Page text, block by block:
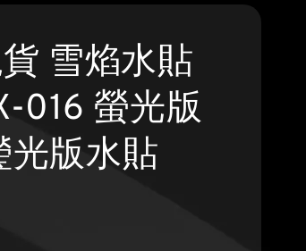
雪焰水貼
016 螢光版
光版水貼